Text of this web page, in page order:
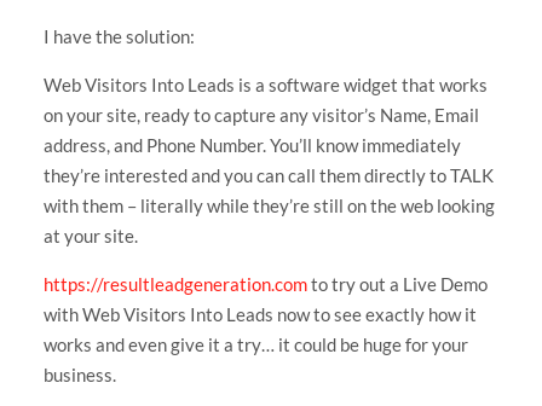
I have the solution:
Web Visitors Into Leads is a software widget that works
on your site, ready to capture any visitor’s Name, Email
address, and Phone Number. You’ll know immediately
they’re interested and you can call them directly to TALK
with them – literally while they’re still on the web looking
at your site.
https://resultleadgeneration.comto try out a Live Demo
with Web Visitors Into Leads now to see exactly how it
works and even give it a try… it could be huge for your
business.